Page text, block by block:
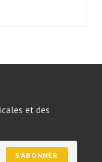
et des
S'ABONNER